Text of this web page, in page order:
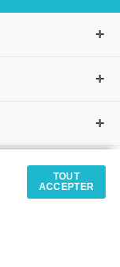
TOUT
ACCEPTER